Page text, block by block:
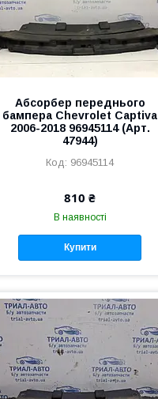
Абсорбер переднього
бампера Chevrolet Captiva
2006-2018 96945114 (Арт.
47944)
96945114
810 ₴
В наявності
Купити